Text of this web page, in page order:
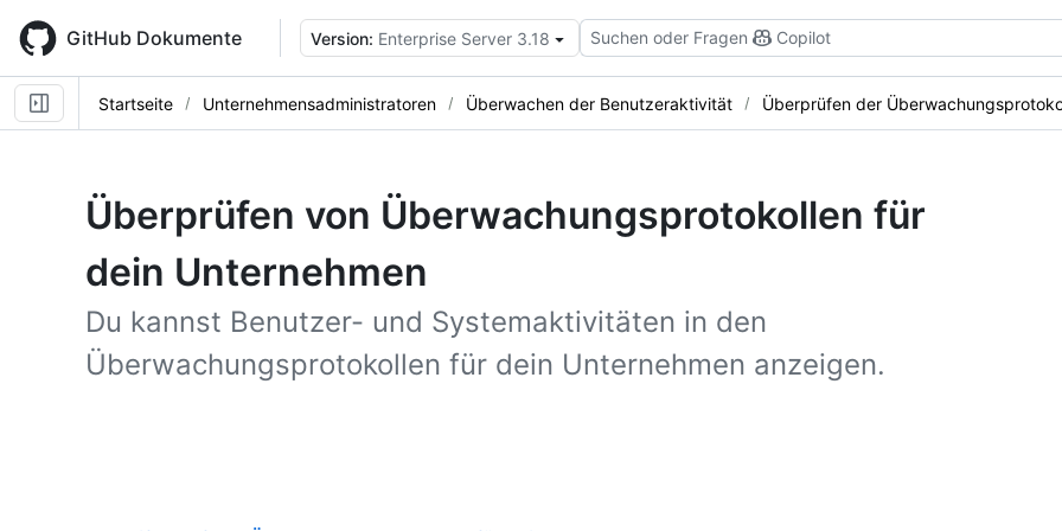
main
content
GitHub Dokumente Version: Enterprise Server 3.18 Suchen oder Fragen Copilot
Startseite Unternehmensadministratoren Überwachen der Benutzeraktivität Überprüfen der
Überprüfen von Überwachungsprotokollen für
dein Unternehmen
Du kannst Benutzer- und Systemaktivitäten in den
Überwachungsprotokollen für dein Unternehmen anzeigen.